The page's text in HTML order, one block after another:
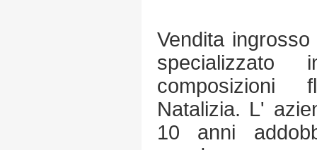
Vendita
composizioni
Natalizia. L'
10 anni